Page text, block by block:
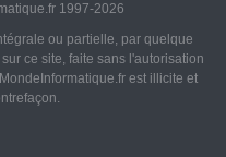
1997-2026
ou partielle, par quelque
ce site, faite sans l'autorisation
est illicite et